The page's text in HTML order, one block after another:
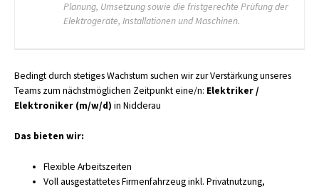
Planung, Umsetzung sowie die fristgerechte Prüfung der
Elektrogeräte, Installationen und Maschinen.
Bedingt durch stetiges Wachstum suchen wir zur Verstärkung unseres
Teams zum nächstmöglichen Zeitpunkt eine/n: Elektriker /
Elektroniker (m/w/d) in Nidderau
Das bieten wir:
Flexible Arbeitszeiten
Voll ausgestattetes Firmenfahrzeug inkl. Privatnutzung,